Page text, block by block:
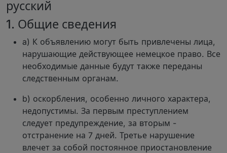
русский
1. Общие сведения
a) К объявлению могут быть привлечены лица,
нарушающие действующее немецкое право. Все
необходимые данные будут также переданы
следственным органам.
b) оскорбления, особенно личного характера,
недопустимы. За первым преступлением
следует предупреждение, за вторым -
отстранение на 7 дней. Третье нарушение
влечет за собой постоянное приостановление